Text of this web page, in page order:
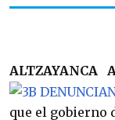
ALTZAYANCA
que el gobierno